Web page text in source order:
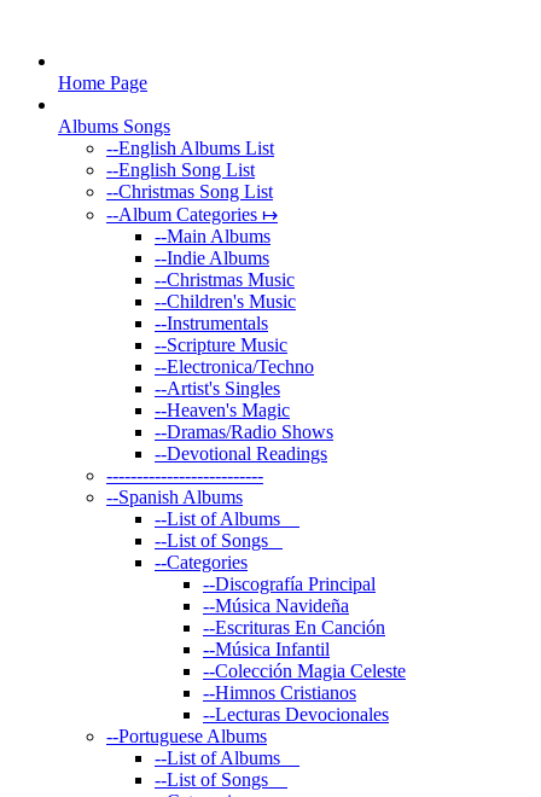
Home Page
Albums Songs
--English Albums List
--English Song List
--Christmas Song List
--Album Categories ↦
--Main Albums
--Indie Albums
--Christmas Music
--Children's Music
--Instrumentals
--Scripture Music
--Electronica/Techno
--Artist's Singles
--Heaven's Magic
--Dramas/Radio Shows
--Devotional Readings
--------------------------
--Spanish Albums
--List of Albums
--List of Songs
--Categories
--Discografía Principal
--Música Navideña
--Escrituras En Canción
--Música Infantil
--Colección Magia Celeste
--Himnos Cristianos
--Lecturas Devocionales
--Portuguese Albums
--List of Albums
--List of Songs